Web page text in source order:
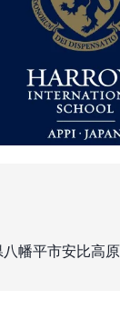
幡平市安比高